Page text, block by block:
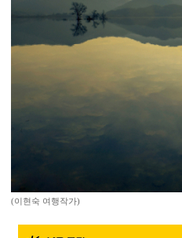
(이현숙 여행작가)